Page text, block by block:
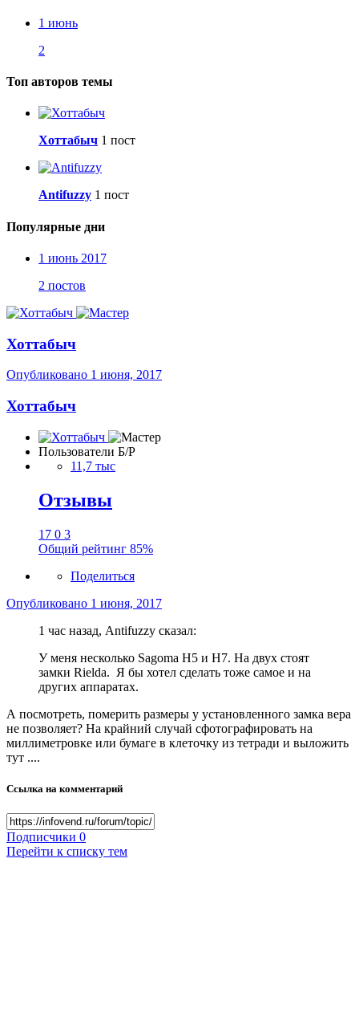
1 июнь
2
Топ авторов темы
Хоттабыч 1 пост
Antifuzzy 1 пост
Популярные дни
1 июнь 2017
2 постов
Хоттабыч
Опубликовано 1 июня, 2017
Хоттабыч
Пользователи Б/Р
11,7 тыс
Отзывы
17 0 3
Общий рейтинг 85%
Поделиться
Опубликовано 1 июня, 2017
1 час назад, Antifuzzy сказал:
У меня несколько Sagoma H5 и H7. На двух стоят
замки Rielda. Я бы хотел сделать тоже самое и на
других аппаратах.
А посмотреть, померить размеры у установленного замка вера
не позволяет? На крайний случай сфотографировать на
миллиметровке или бумаге в клеточку из тетради и выложить
тут ....
Ссылка на комментарий
Подписчики 0
Перейти к списку тем